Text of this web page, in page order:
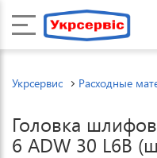
Укрсервис Расходные
Головка
6 ADW 30 L6B